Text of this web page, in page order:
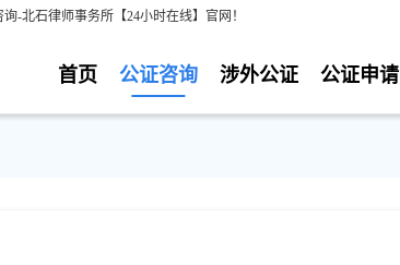
-北石律师事务所【24小时在线】官网！
公证申请
涉外公证
公证咨询
首页